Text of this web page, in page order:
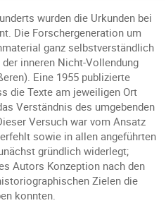
wurden die Urkunden bei
Die Forschergeneration um
ganz selbstverständlich
inneren Nicht-Vollendung
Eine 1955 publizierte
die Texte am jeweiligen Ort
Verständnis des umgebenden
Versuch war vom Ansatz
sowie in allen angeführten
gründlich widerlegt;
Autors Konzeption nach den
Zielen die
konnten.